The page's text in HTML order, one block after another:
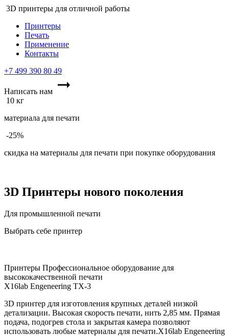
3D принтеры для отличной работы
Принтеры
Печать
Применение
Контакты
+7 499 390 80 49
Написать нам
10 кг
материала для печати
-25%
скидка на материалы для печати при покупке оборудования
3D Принтеры нового поколения
Для промышленной печати
Выбрать себе принтер
Принтеры Профессиональное оборудование для
высококачественной печати
X16lab Engeneering TX-3
3D принтер для изготовления крупных деталей низкой
детализации. Высокая скорость печати, нить 2,85 мм. Прямая
подача, подогрев стола и закрытая камера позволяют
использовать любые материалы для печати.X16lab Engeneering